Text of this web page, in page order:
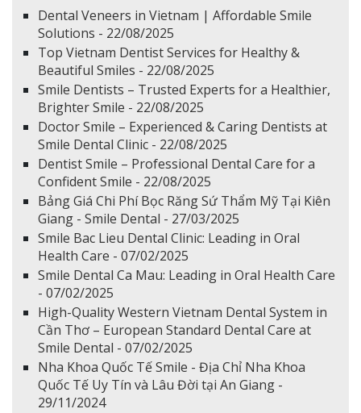
Dental Veneers in Vietnam | Affordable Smile
Solutions - 22/08/2025
Top Vietnam Dentist Services for Healthy &
Beautiful Smiles - 22/08/2025
Smile Dentists – Trusted Experts for a Healthier,
Brighter Smile - 22/08/2025
Doctor Smile – Experienced & Caring Dentists at
Smile Dental Clinic - 22/08/2025
Dentist Smile – Professional Dental Care for a
Confident Smile - 22/08/2025
Bảng Giá Chi Phí Bọc Răng Sứ Thẩm Mỹ Tại Kiên
Giang - Smile Dental - 27/03/2025
Smile Bac Lieu Dental Clinic: Leading in Oral
Health Care - 07/02/2025
Smile Dental Ca Mau: Leading in Oral Health Care
- 07/02/2025
High-Quality Western Vietnam Dental System in
Cần Thơ – European Standard Dental Care at
Smile Dental - 07/02/2025
Nha Khoa Quốc Tế Smile - Địa Chỉ Nha Khoa
Quốc Tế Uy Tín và Lâu Đời tại An Giang -
29/11/2024